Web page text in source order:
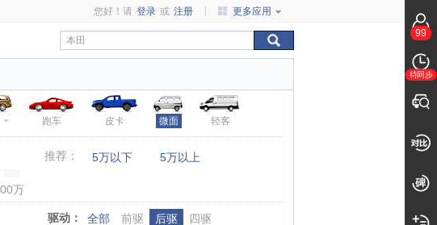
更多应用
您好！请 登录 或 注册
跑车 皮卡 微面 轻客
万
推荐： 5万以下 5万以上
驱动： 全部 前驱 后驱 四驱
99
待同步